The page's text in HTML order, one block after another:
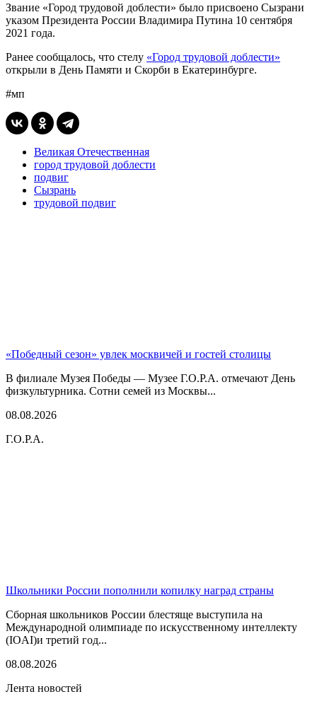
Звание «Город трудовой доблести» было присвоено Сызрани
указом Президента России Владимира Путина 10 сентября
2021 года.
Ранее сообщалось, что стелу «Город трудовой доблести»
открыли в День Памяти и Скорби в Екатеринбурге.
#мп
Великая Отечественная
город трудовой доблести
подвиг
Сызрань
трудовой подвиг
«Победный сезон» увлек москвичей и гостей столицы
В филиале Музея Победы — Музее Г.О.Р.А. отмечают День
физкультурника. Сотни семей из Москвы...
08.08.2026
Г.О.Р.А.
Школьники России пополнили копилку наград страны
Сборная школьников России блестяще выступила на
Международной олимпиаде по искусственному интеллекту
(IOAI)и третий год...
08.08.2026
Лента новостей